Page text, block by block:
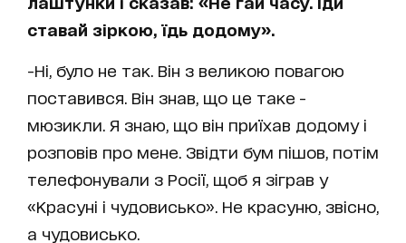
ставай зіркою, їдь додому».
-Ні, було не так. Він з великою повагою
поставився. Він знав, що це таке -
мюзикли. Я знаю, що він приїхав додому і
розповів про мене. Звідти бум пішов, потім
телефонували з Росії, щоб я зіграв у
«Красуні і чудовисько». Не красуню, звісно,
а чудовисько.